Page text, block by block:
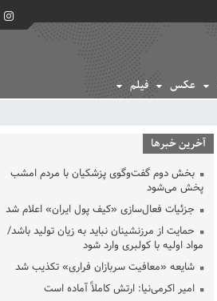
عکس فیلم
آخرین خبرها
بخش دوم گفت‌وگوی پزشکیان با مردم امشب
پخش می‌شود
جزئیات فعال‌سازی «کیف پول ایران» اعلام شد
حمایت از مرزنشینان نباید به زیان تولید باشد/
مواد اولیه با کولبری وارد شود
شایعه «معافیت سربازان فراری» تکذیب شد
امیر اکرمی‌نیا: ارتش کاملاً آماده است